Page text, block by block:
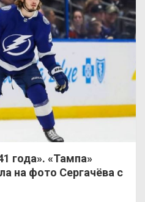
года». «Тампа»
на фото Сергачёва с